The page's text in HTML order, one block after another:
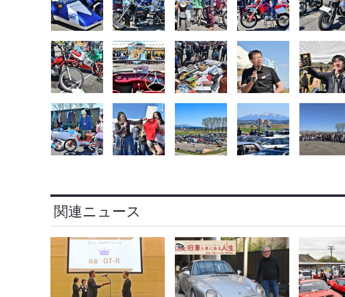
関連ニュース